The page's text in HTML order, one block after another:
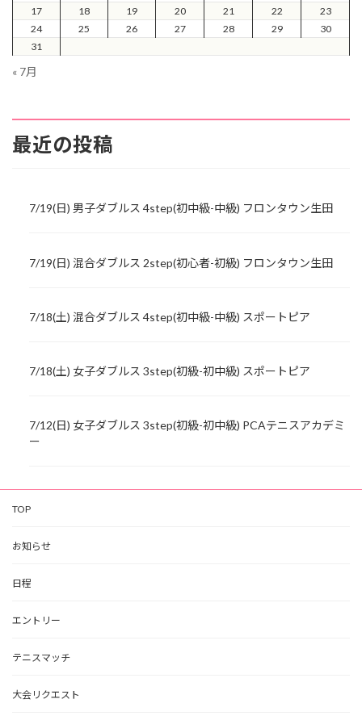
17
18 19 20 21 22
23
24
25 26 27 28 29
30
31
« 7月
最近の投稿
7/19(日) 男子ダブルス 4step(初中級-中級) フロンタウン生田
7/19(日) 混合ダブルス 2step(初心者-初級) フロンタウン生田
7/18(土) 混合ダブルス 4step(初中級-中級) スポートピア
7/18(土) 女子ダブルス 3step(初級-初中級) スポートピア
7/12(日) 女子ダブルス 3step(初級-初中級) PCAテニスアカデミ
ー
TOP
お知らせ
日程
エントリー
テニスマッチ
大会リクエスト